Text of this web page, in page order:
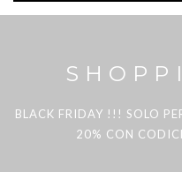
BLACK FRIDAY !!! SOLO
20% CON